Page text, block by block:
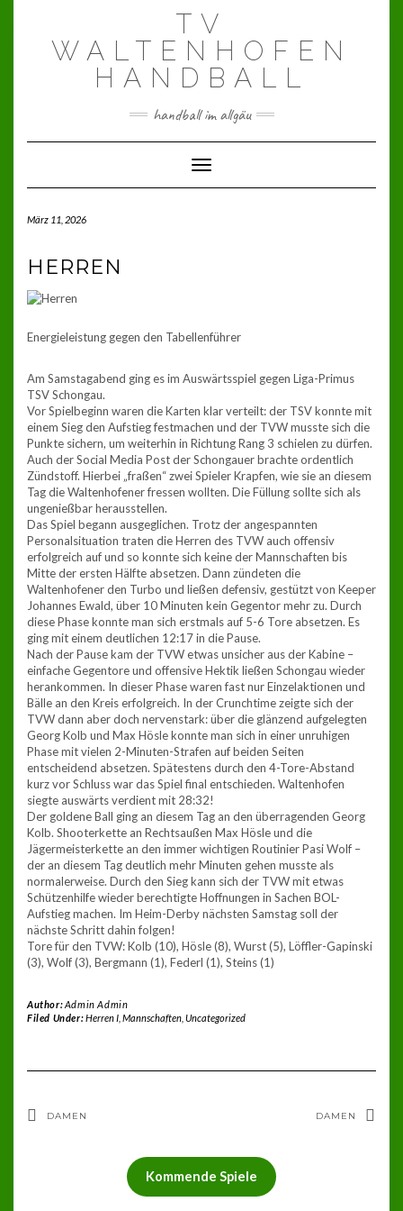
TV
WALTENHOFEN
HANDBALL
handball im allgäu
Toggle Navigation
März 11, 2026
HERREN
Energieleistung gegen den Tabellenführer
Am Samstagabend ging es im Auswärtsspiel gegen Liga-Primus
TSV Schongau.
Vor Spielbeginn waren die Karten klar verteilt: der TSV konnte mit
einem Sieg den Aufstieg festmachen und der TVW musste sich die
Punkte sichern, um weiterhin in Richtung Rang 3 schielen zu dürfen.
Auch der Social Media Post der Schongauer brachte ordentlich
Zündstoff. Hierbei „fraßen“ zwei Spieler Krapfen, wie sie an diesem
Tag die Waltenhofener fressen wollten. Die Füllung sollte sich als
ungenießbar herausstellen.
Das Spiel begann ausgeglichen. Trotz der angespannten
Personalsituation traten die Herren des TVW auch offensiv
erfolgreich auf und so konnte sich keine der Mannschaften bis
Mitte der ersten Hälfte absetzen. Dann zündeten die
Waltenhofener den Turbo und ließen defensiv, gestützt von Keeper
Johannes Ewald, über 10 Minuten kein Gegentor mehr zu. Durch
diese Phase konnte man sich erstmals auf 5-6 Tore absetzen. Es
ging mit einem deutlichen 12:17 in die Pause.
Nach der Pause kam der TVW etwas unsicher aus der Kabine –
einfache Gegentore und offensive Hektik ließen Schongau wieder
herankommen. In dieser Phase waren fast nur Einzelaktionen und
Bälle an den Kreis erfolgreich. In der Crunchtime zeigte sich der
TVW dann aber doch nervenstark: über die glänzend aufgelegten
Georg Kolb und Max Hösle konnte man sich in einer unruhigen
Phase mit vielen 2-Minuten-Strafen auf beiden Seiten
entscheidend absetzen. Spätestens durch den 4-Tore-Abstand
kurz vor Schluss war das Spiel final entschieden. Waltenhofen
siegte auswärts verdient mit 28:32!
Der goldene Ball ging an diesem Tag an den überragenden Georg
Kolb. Shooterkette an Rechtsaußen Max Hösle und die
Jägermeisterkette an den immer wichtigen Routinier Pasi Wolf –
der an diesem Tag deutlich mehr Minuten gehen musste als
normalerweise. Durch den Sieg kann sich der TVW mit etwas
Schützenhilfe wieder berechtigte Hoffnungen in Sachen BOL-
Aufstieg machen. Im Heim-Derby nächsten Samstag soll der
nächste Schritt dahin folgen!
Tore für den TVW: Kolb (10), Hösle (8), Wurst (5), Löffler-Gapinski
(3), Wolf (3), Bergmann (1), Federl (1), Steins (1)
Author:Admin Admin
Filed Under:Herren I, Mannschaften, Uncategorized
DAMEN DAMEN
Kommende Spiele